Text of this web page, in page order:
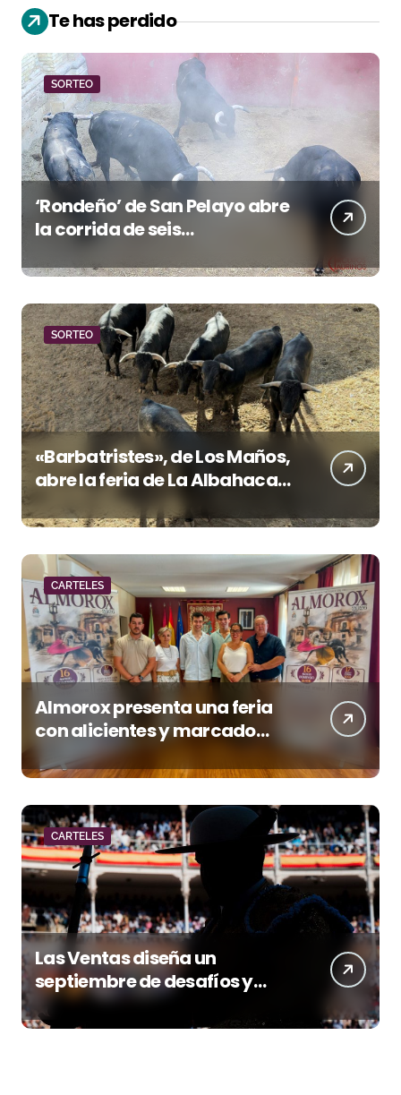
Te has perdido
SORTEO
‘Rondeño’ de San Pelayo abre
la corrida de seis
Santa María esta noche
SORTEO
«Barbatristes», de Los Maños,
abre la feria de La Albahaca
de Huesca
CARTELES
Almorox presenta una feria
con alicientes y marcado
acento torista
CARTELES
Las Ventas diseña un
septiembre de desafíos y
variedad ganadera